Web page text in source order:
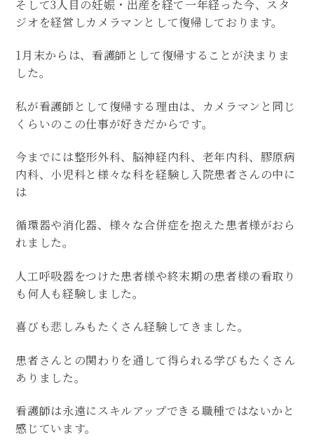
そして3人目の妊娠・出産を経て一年経った今、スタ
ジオを経営しカメラマンとして復帰しております。
1月末からは、看護師として復帰することが決まりま
した。
私が看護師として復帰する理由は、カメラマンと同じ
くらいのこの仕事が好きだからです。
今までには整形外科、脳神経内科、老年内科、膠原病
内科、小児科と様々な科を経験し入院患者さんの中に
は
循環器や消化器、様々な合併症を抱えた患者様がおら
れました。
人工呼吸器をつけた患者様や終末期の患者様の看取り
も何人も経験しました。
喜びも悲しみもたくさん経験してきました。
患者さんとの関わりを通して得られる学びもたくさん
ありました。
看護師は永遠にスキルアップできる職種ではないかと
感じています。